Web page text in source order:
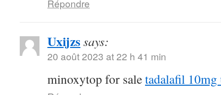
Répondre
Uxijzssays:
20 août 2023 at 22 h 41 min
minoxytop for saletadalafil 10mg